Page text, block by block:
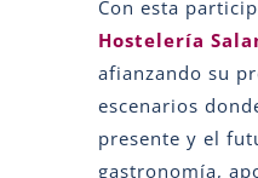
Con esta
Hostelería
afianzando su
escenarios
presente y el
gastronomía,